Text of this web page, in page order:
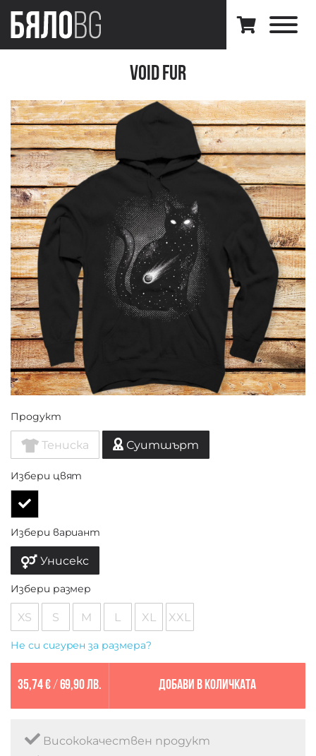
Void Fur
Продукт
Тениска Суитшърт
Избери цвят
Избери вариант
Унисекс
Избери размер
XS S M L XL XXL
Не си сигурен за размера?
35,74 €/ 69,90 лв. Добави в количката
Висококачествен продукт